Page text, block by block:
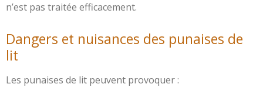
n’est pas traitée efficacement.
Dangers et nuisances des punaises de
lit
Les punaises de lit peuvent provoquer :